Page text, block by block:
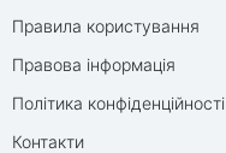
Правила користування
Правова інформація
Політика конфіденційності
Контакти